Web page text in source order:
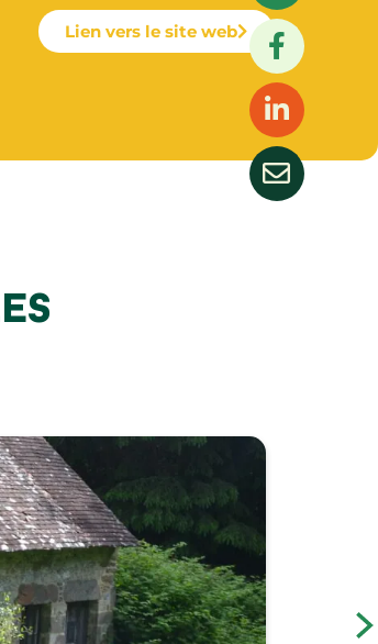
Lien vers le site web